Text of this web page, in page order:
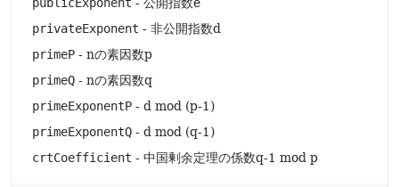
privateExponent - 非公開指数d
primeP - nの素因数p
primeQ - nの素因数q
primeExponentP - d mod (p-1)
primeExponentQ - d mod (q-1)
crtCoefficient - 中国剰余定理の係数q-1 mod p